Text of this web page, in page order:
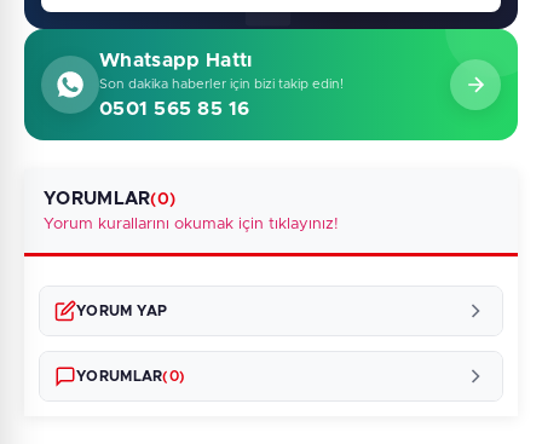
Whatsapp Hattı
Son dakika haberler için bizi takip edin!
0501 565 85 16
YORUMLAR(0)
Yorum kurallarını okumak için tıklayınız!
YORUM YAP
YORUMLAR(0)